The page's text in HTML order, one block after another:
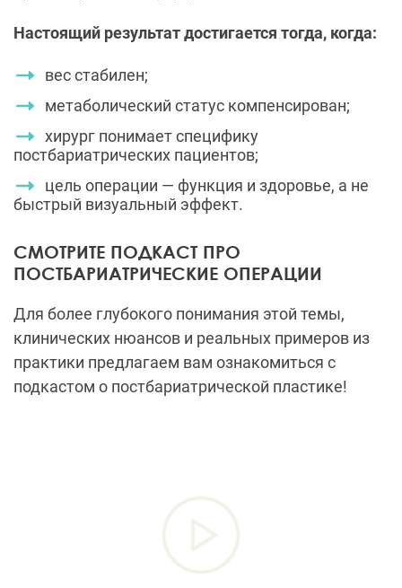
Настоящий результат достигается тогда, когда:
вес стабилен;
метаболический статус компенсирован;
хирург понимает специфику
постбариатрических пациентов;
цель операции — функция и здоровье, а не
быстрый визуальный эффект.
СМОТРИТЕ ПОДКАСТ ПРО
ПОСТБАРИАТРИЧЕСКИЕ ОПЕРАЦИИ
Для более глубокого понимания этой темы,
клинических нюансов и реальных примеров из
практики предлагаем вам ознакомиться с
подкастом о постбариатрической пластике!